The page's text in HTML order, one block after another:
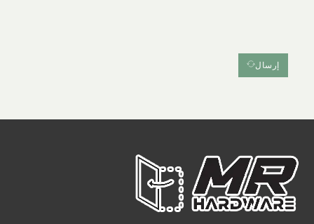
إرسال